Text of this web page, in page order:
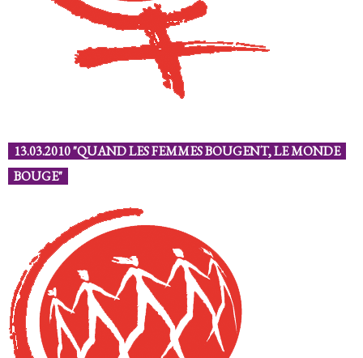
13.03.2010 "QUAND LES FEMMES BOUGENT, LE MONDE
BOUGE"